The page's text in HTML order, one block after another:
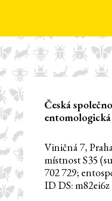
Česká
entomologická
Viničná 7,
místnost S35
702 729;
ID DS: m82ei6z